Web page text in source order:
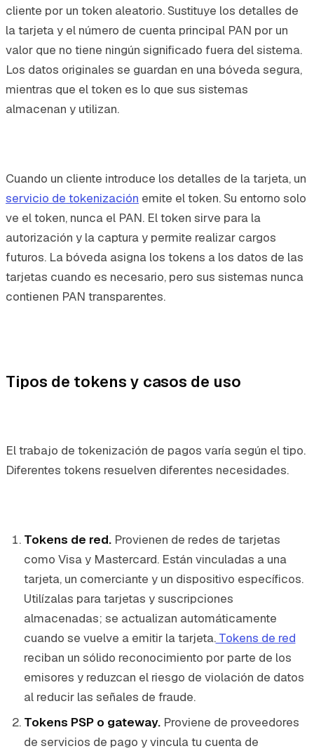
cliente por un token aleatorio. Sustituye los detalles de
la tarjeta y el número de cuenta principal PAN por un
valor que no tiene ningún significado fuera del sistema.
Los datos originales se guardan en una bóveda segura,
mientras que el token es lo que sus sistemas
almacenan y utilizan.
Cuando un cliente introduce los detalles de la tarjeta, un
servicio de tokenización emite el token. Su entorno solo
ve el token, nunca el PAN. El token sirve para la
autorización y la captura y permite realizar cargos
futuros. La bóveda asigna los tokens a los datos de las
tarjetas cuando es necesario, pero sus sistemas nunca
contienen PAN transparentes.
Tipos de tokens y casos de uso
El trabajo de tokenización de pagos varía según el tipo.
Diferentes tokens resuelven diferentes necesidades.
Tokens de red.Provienen de redes de tarjetas
como Visa y Mastercard. Están vinculadas a una
tarjeta, un comerciante y un dispositivo específicos.
Utilízalas para tarjetas y suscripciones
almacenadas; se actualizan automáticamente
cuando se vuelve a emitir la tarjeta.Tokens de red
reciban un sólido reconocimiento por parte de los
emisores y reduzcan el riesgo de violación de datos
al reducir las señales de fraude.
Tokens PSP o gateway. Proviene de proveedores
de servicios de pago y vincula tu cuenta de